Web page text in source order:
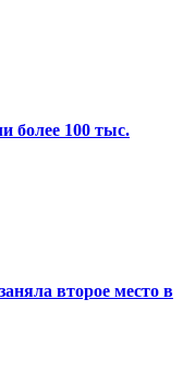
более 100 тыс.
второе место в